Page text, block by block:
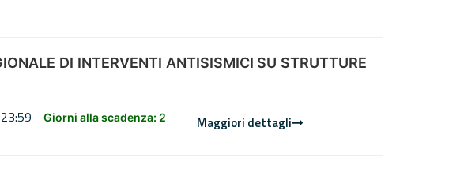
DI INTERVENTI ANTISISMICI SU STRUTTURE
Giorni alla scadenza: 2 Maggiori dettagli